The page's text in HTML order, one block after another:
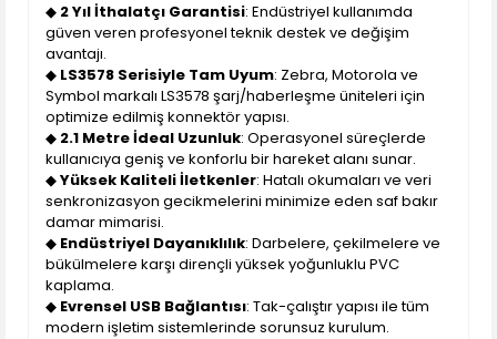
◆ 2 Yıl İthalatçı Garantisi: Endüstriyel kullanımda
güven veren profesyonel teknik destek ve değişim
avantajı.
◆ LS3578 Serisiyle Tam Uyum: Zebra, Motorola ve
Symbol markalı LS3578 şarj/haberleşme üniteleri için
optimize edilmiş konnektör yapısı.
◆ 2.1 Metre İdeal Uzunluk: Operasyonel süreçlerde
kullanıcıya geniş ve konforlu bir hareket alanı sunar.
◆Yüksek Kaliteli İletkenler: Hatalı okumaları ve veri
senkronizasyon gecikmelerini minimize eden saf bakır
damar mimarisi.
◆ Endüstriyel Dayanıklılık: Darbelere, çekilmelere ve
bükülmelere karşı dirençli yüksek yoğunluklu PVC
kaplama.
◆ Evrensel USB Bağlantısı: Tak-çalıştır yapısı ile tüm
modern işletim sistemlerinde sorunsuz kurulum.